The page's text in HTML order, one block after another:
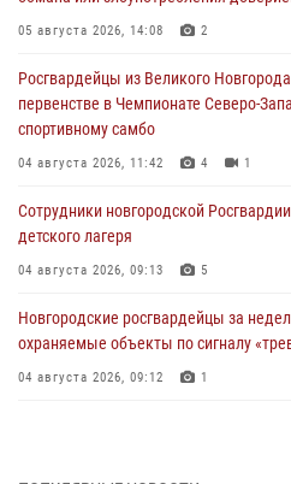
05 августа 2026, 14:08 2
Росгвардейцы из Великого
первенстве в Чемпионате Северо-
спортивному самбо
04 августа 2026, 11:42 4 1
Сотрудники новгородской
детского лагеря
04 августа 2026, 09:13 5
Новгородские росгвардейцы за
охраняемые объекты по сигналу
04 августа 2026, 09:12 1